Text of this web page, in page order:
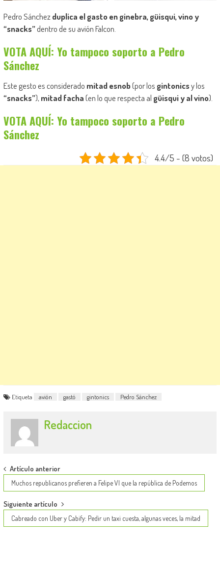
Pedro Sánchez duplica el gasto en ginebra, güisqui, vino y
“snacks”dentro de su avión Falcon.
VOTA AQUÍ: Yo tampoco soporto a Pedro
Sánchez
Este gesto es considerado mitad esnob(por los gintonicsy los
“snacks”), mitad facha(en lo que respecta al güisqui y al vino).
VOTA AQUÍ: Yo tampoco soporto a Pedro
Sánchez
4.4/5 - (8 votos)
Etiqueta avión gastó gintonics Pedro Sánchez
Redaccion
Post
navigation
Artículo anterior
Muchos republicanos prefieren a Felipe VI que la república de Podemos
Siguiente artículo
Cabreado con Uber y Cabify: Pedir un taxi cuesta, algunas veces, la mitad